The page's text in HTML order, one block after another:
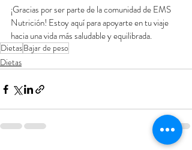
¡Gracias por ser parte de la comunidad de EMS
Nutrición! Estoy aquí para apoyarte en tu viaje
hacia una vida más saludable y equilibrada.
DietasBajar de peso
Dietas